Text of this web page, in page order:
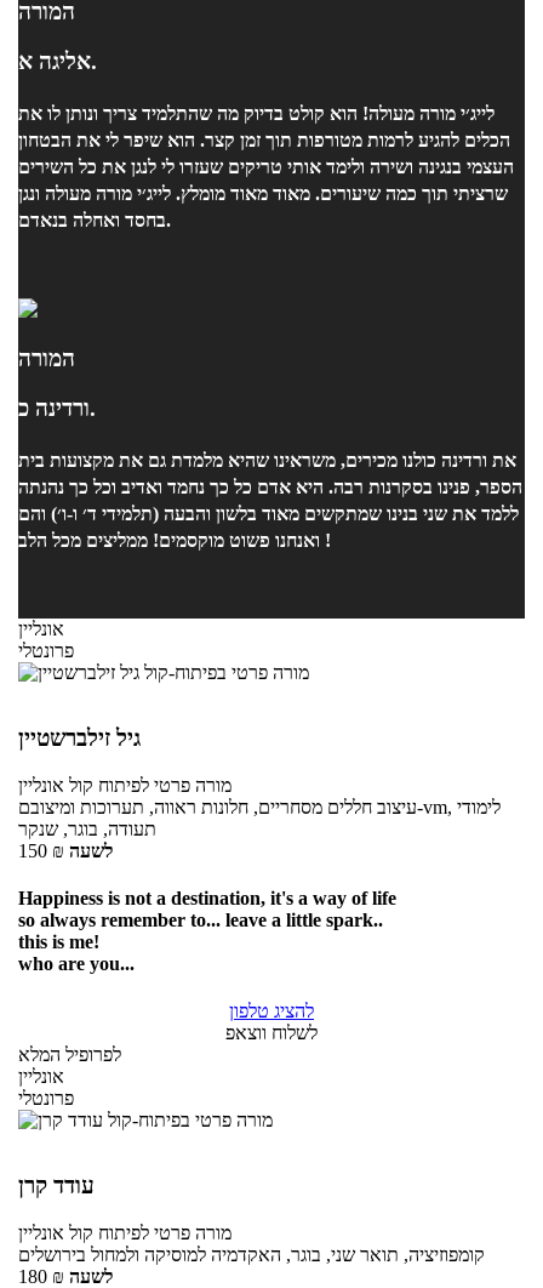
המורה
אליגה א.
לייג׳י מורה מעולה! הוא קולט בדיוק מה שהתלמיד צריך ונותן לו את
הכלים להגיע לרמות מטורפות תוך זמן קצר. הוא שיפר לי את הבטחון
העצמי בנגינה ושירה ולימד אותי טריקים שעזרו לי לנגן את כל השירים
שרציתי תוך כמה שיעורים. מאוד מאוד מומלץ. לייג׳י מורה מעולה ונגן
בחסד ואחלה בנאדם.
המורה
ורדינה כ.
את ורדינה כולנו מכירים, משראינו שהיא מלמדת גם את מקצועות בית
הספר, פנינו בסקרנות רבה. היא אדם כל כך נחמד ואדיב וכל כך נהנתה
ללמד את שני בנינו שמתקשים מאוד בלשון והבעה (תלמידי ד׳ ו-ו׳) והם
ואנחנו פשוט מוקסמים! ממליצים מכל הלב !
אונליין
פרונטלי
גיל זילברשטיין
מורה פרטי לפיתוח קול אונליין
עיצוב חללים מסחריים, חלונות ראווה, תערוכות ומיצובם-vm, לימודי
תעודה, בוגר, שנקר
150 ₪ לשעה
Happiness is not a destination, it's a way of life
so always remember to... leave a little spark..
this is me!
who are you...
להציג טלפון
לשלוח ווצאפ
לפרופיל המלא
אונליין
פרונטלי
עודד קרן
מורה פרטי לפיתוח קול אונליין
קומפוזיציה, תואר שני, בוגר, האקדמיה למוסיקה ולמחול בירושלים
180 ₪ לשעה